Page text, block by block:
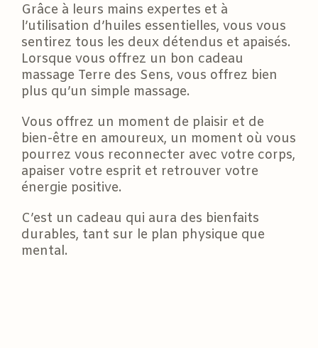
Grâce à leurs mains expertes et à
l’utilisation d’huiles essentielles, vous vous
sentirez tous les deux détendus et apaisés.
Lorsque vous offrez un bon cadeau
massage Terre des Sens, vous offrez bien
plus qu’un simple massage.
Vous offrez un moment de plaisir et de
bien-être en amoureux, un moment où vous
pourrez vous reconnecter avec votre corps,
apaiser votre esprit et retrouver votre
énergie positive.
C’est un cadeau qui aura des bienfaits
durables, tant sur le plan physique que
mental.